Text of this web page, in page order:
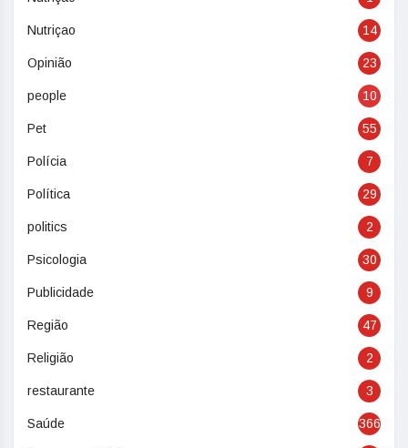
Nutriçao 14
Opinião 23
people 10
Pet 55
Polícia 7
Política 29
politics 2
Psicologia 30
Publicidade 9
Região 47
Religião 2
restaurante 3
Saúde 366